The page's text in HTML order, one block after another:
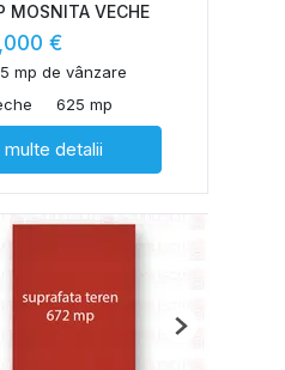
MOSNITA VECHE
€
mp de vânzare
625 mp
multe detalii
Next